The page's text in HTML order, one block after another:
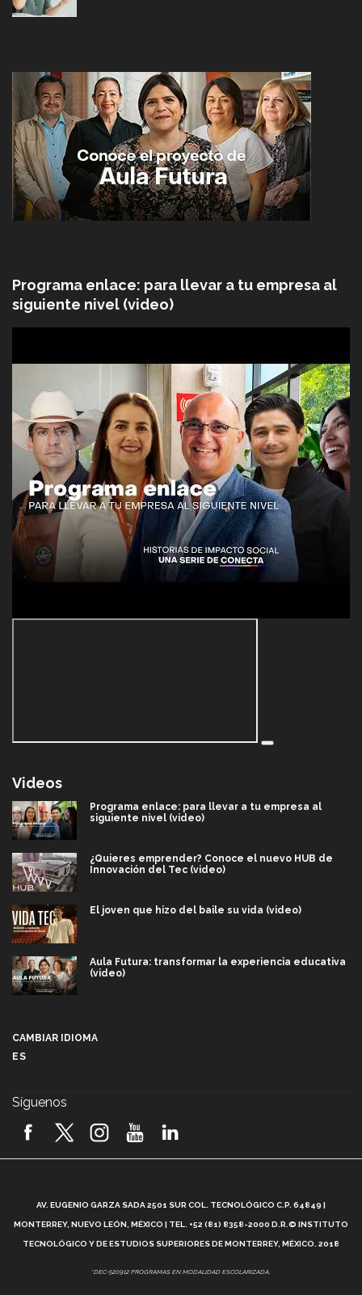
Programa enlace: para llevar a tu empresa al
siguiente nivel (video)
Videos
Programa enlace: para llevar a tu empresa al
siguiente nivel (video)
¿Quieres emprender? Conoce el nuevo HUB de
Innovación del Tec (video)
El joven que hizo del baile su vida (video)
Aula Futura: transformar la experiencia educativa
(video)
2026! (video)
¿Cómo es el Modelo Educativo Tec? (video)
Vida Tec: Feminismo e Inteligencia Artificial, Paola
CAMBIAR IDIOMA
ES
Síguenos
AV. EUGENIO GARZA SADA 2501 SUR COL. TECNOLÓGICO C.P. 64849 |
MONTERREY, NUEVO LEÓN, MÉXICO | TEL. +52 (81) 8358-2000 D.R.© INSTITUTO
TECNOLÓGICO Y DE ESTUDIOS SUPERIORES DE MONTERREY, MÉXICO. 2018
*DEC-520912 PROGRAMAS EN MODALIDAD ESCOLARIZADA.